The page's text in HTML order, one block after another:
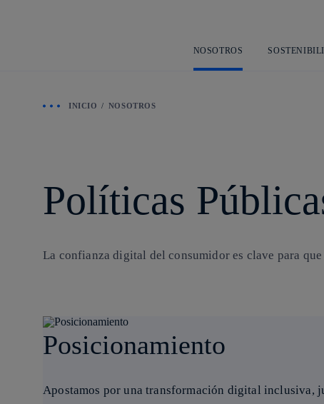
NOSOTROS
INICIO NOSOTROS
Políticas
La confianza digital del consumidor es clave para
Posicionamiento
Apostamos por una transformación digital inclusiva,